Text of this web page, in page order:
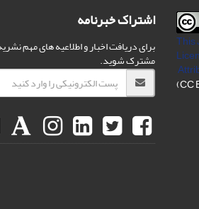
This
اشتراک خبرنامه
برای دریافت اخبار و اطلاعیه های مهم
مشترک شوید.